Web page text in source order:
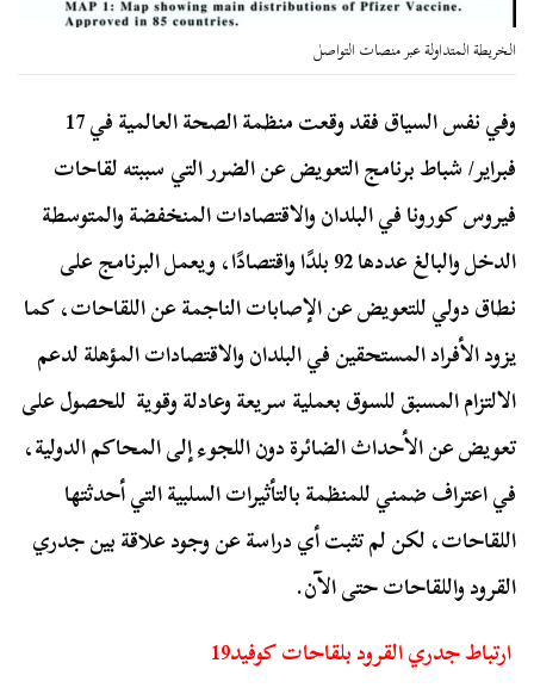
الخريطة المتداولة عبر منصات التواصل
وفي نفس السياق فقد وقعت منظمة الصحة العالمية في 17
فبراير/ شباط برنامج التعويض عن الضرر التي سببته لقاحات
فيروس كورونا في البلدان والاقتصادات المنخفضة والمتوسطة
الدخل والبالغ عددها 92 بلدًا واقتصادًا، ويعمل البرنامج على
نطاق دولي للتعويض عن الإصابات الناجمة عن اللقاحات، كما
يزود الأفراد المستحقين في البلدان والاقتصادات المؤهلة لدعم
الالتزام المسبق للسوق بعملية سريعة وعادلة وقوية للحصول على
تعويض عن الأحداث الضائرة دون اللجوء إلى المحاكم الدولية،
في اعتراف ضمني للمنظمة بالتأثيرات السلبية التي أحدثتها
اللقاحات، لكن لم تثبت أي دراسة عن وجود علاقة بين جدري
القرود واللقاحات حتى الآن.
ارتباط جدري القرود بلقاحات كوفيد19